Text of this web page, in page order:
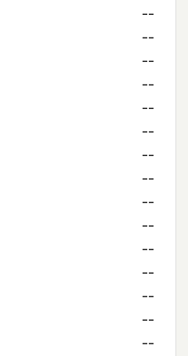
--
--
--
--
--
--
--
--
--
--
--
--
--
--
--